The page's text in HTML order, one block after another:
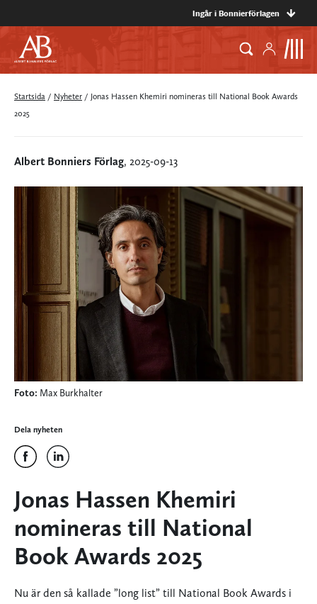
Ingår i Bonnierförlagen
Startsida / Nyheter / Jonas Hassen Khemiri nomineras till National Book Awards
2025
Albert Bonniers Förlag, 2025-09-13
Foto: Max Burkhalter
Dela nyheten
Jonas Hassen Khemiri
nomineras till National
Book Awards 2025
Nu är den så kallade ”long list” till National Book Awards i